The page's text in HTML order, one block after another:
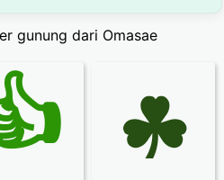
gunung dari Omasae
☘